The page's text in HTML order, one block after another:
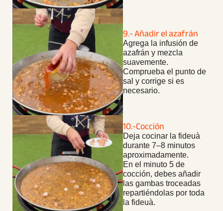
9.- Añadir el azafrán
Agrega la infusión de
azafrán y mezcla
suavemente.
Comprueba el punto de
sal y corrige si es
necesario.
10.-Cocción
Deja cocinar la fideuà
durante 7–8 minutos
aproximadamente.
En el minuto 5 de
cocción, debes añadir
las gambas troceadas
repartiéndolas por toda
la fideuà.